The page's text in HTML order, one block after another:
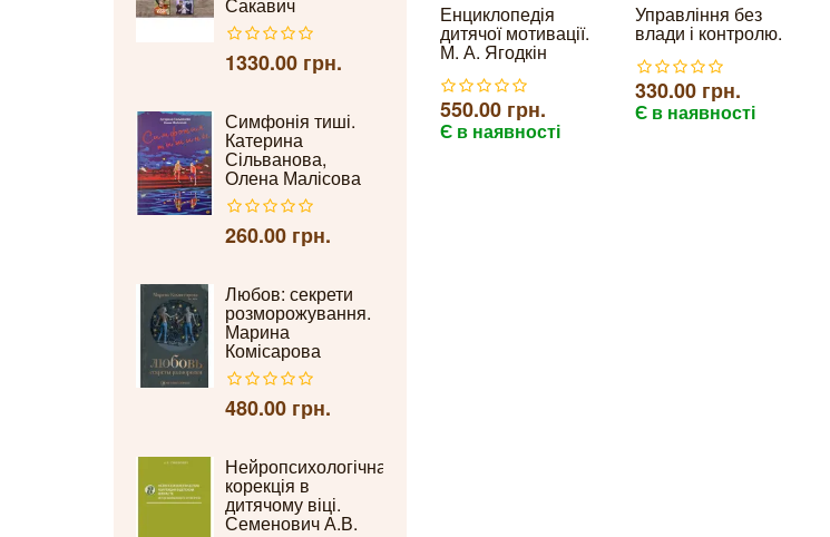
1330.00 грн.
Симфонія тиші.
Катерина
Сільванова,
Олена Малісова
260.00 грн.
Любов: секрети
розморожування.
Марина
Комісарова
480.00 грн.
Нейропсихологічна
корекція в
дитячому віці.
Семенович А.В.
Енциклопедія
дитячої мотивації.
М. А. Ягодкін
550.00 грн.
Є в наявності
Управління без
влади і контролю.
330.00 грн.
Є в наявності